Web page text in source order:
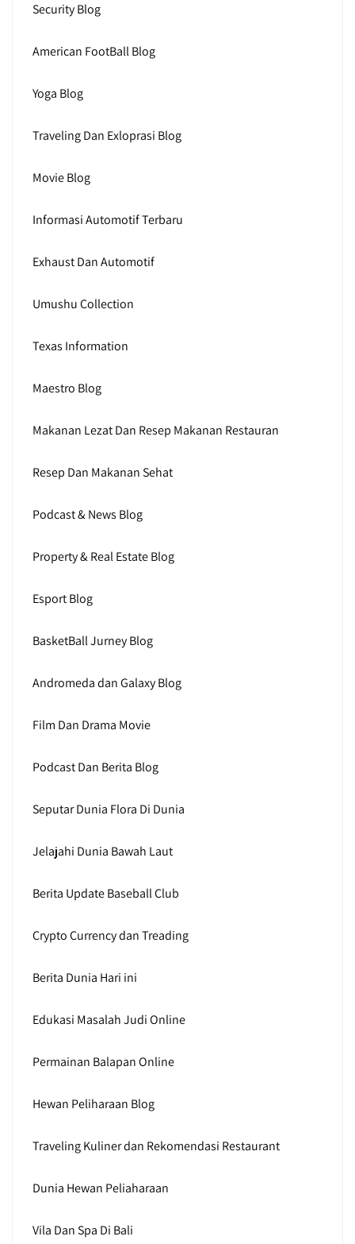
Security Blog
American FootBall Blog
Yoga Blog
Traveling Dan Exloprasi Blog
Movie Blog
Informasi Automotif Terbaru
Exhaust Dan Automotif
Umushu Collection
Texas Information
Maestro Blog
Makanan Lezat Dan Resep Makanan Restauran
Resep Dan Makanan Sehat
Podcast & News Blog
Property & Real Estate Blog
Esport Blog
BasketBall Jurney Blog
Andromeda dan Galaxy Blog
Film Dan Drama Movie
Podcast Dan Berita Blog
Seputar Dunia Flora Di Dunia
Jelajahi Dunia Bawah Laut
Berita Update Baseball Club
Crypto Currency dan Treading
Berita Dunia Hari ini
Edukasi Masalah Judi Online
Permainan Balapan Online
Hewan Peliharaan Blog
Traveling Kuliner dan Rekomendasi Restaurant
Dunia Hewan Peliaharaan
Vila Dan Spa Di Bali